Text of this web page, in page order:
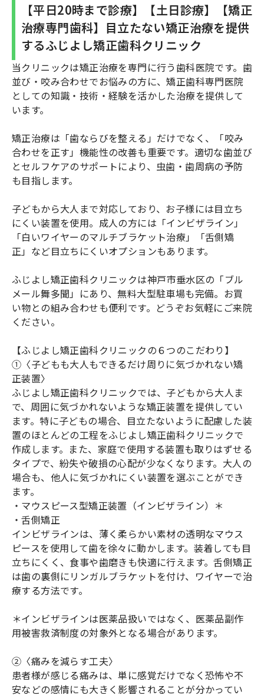
【平日20時まで診療】【土日診療】【矯正
治療専門歯科】目立たない矯正治療を提供
するふじよし矯正歯科クリニック
当クリニックは矯正治療を専門に行う歯科医院です。歯
並び・咬み合わせでお悩みの方に、矯正歯科専門医院
としての知識・技術・経験を活かした治療を提供して
います。
矯正治療は「歯ならびを整える」だけでなく、「咬み
合わせを正す」機能性の改善も重要です。適切な歯並び
とセルフケアのサポートにより、虫歯・歯周病の予防
も目指します。
子どもから大人まで対応しており、お子様には目立ち
にくい装置を使用。成人の方には「インビザライン」
「白いワイヤーのマルチブラケット治療」「舌側矯
正」など目立ちにくいオプションもあります。
ふじよし矯正歯科クリニックは神戸市垂水区の「ブル
メール舞多聞」にあり、無料大型駐車場も完備。お買
い物との組み合わせも便利です。どうぞお気軽にご来院
ください。
【ふじよし矯正歯科クリニックの６つのこだわり】
①〈子どもも大人もできるだけ周りに気づかれない矯
正装置〉
ふじよし矯正歯科クリニックでは、子どもから大人ま
で、周囲に気づかれないような矯正装置を提供してい
ます。特に子どもの場合、目立たないように配慮した装
置のほとんどの工程をふじよし矯正歯科クリニックで
作成します。また、家庭で使用する装置も取りはずせる
タイプで、紛失や破損の心配が少なくなります。大人の
場合も、他人に気づかれにくい装置を選ぶことができ
ます。
・マウスピース型矯正装置（インビザライン）＊
・舌側矯正
インビザラインは、薄く柔らかい素材の透明なマウス
ピースを使用して歯を徐々に動かします。装着しても目
立ちにくく、食事や歯磨きも快適に行えます。舌側矯正
は歯の裏側にリンガルブラケットを付け、ワイヤーで治
療する方法です。
＊インビザラインは医薬品扱いではなく、医薬品副作
用被害救済制度の対象外となる場合があります。
②〈痛みを減らす工夫〉
患者様が感じる痛みは、単に感覚だけでなく恐怖や不
安などの感情にも大きく影響されることが分かってい